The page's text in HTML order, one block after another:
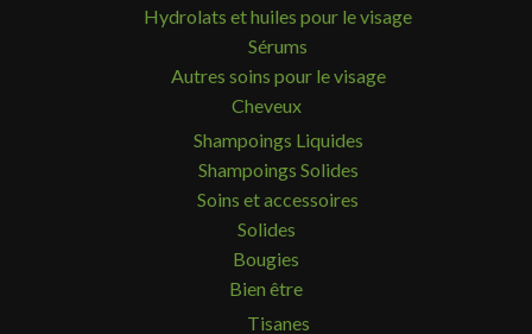
Hydrolats et huiles pour le visage
Sérums
Autres soins pour le visage
Cheveux
Shampoings Liquides
Shampoings Solides
Soins et accessoires
Solides
Bougies
Bien être
Tisanes